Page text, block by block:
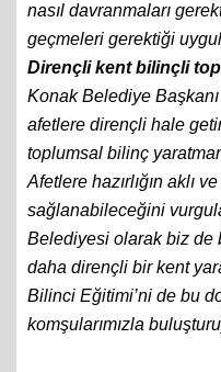
nasıl davranmaları
geçmeleri gerektiği
Dirençli kent bilinçli
Konak Belediye
afetlere dirençli hale
toplumsal bilinç
Afetlere hazırlığın aklı
sağlanabileceğini
Belediyesi olarak biz de
daha dirençli bir kent
Bilinci Eğitimi’ni de bu
komşularımızla